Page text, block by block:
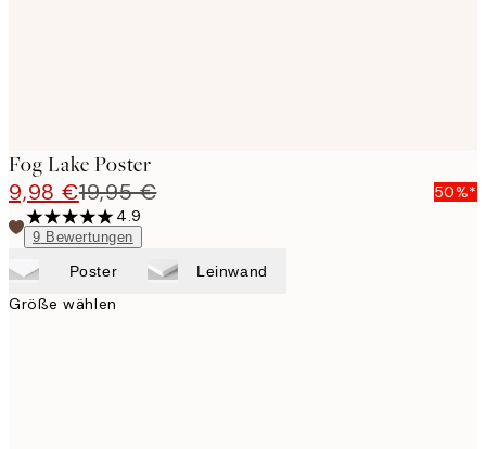
Fog Lake Poster
9,98 €19,95 €
50%*
4.9
9 Bewertungen
Poster Leinwand
Größe wählen